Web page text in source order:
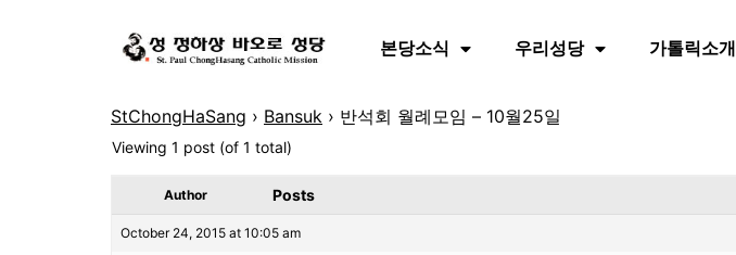
본당소식 우리성당 가톨릭소개
StChongHaSang › Bansuk › 반석회 월례모임 – 10월25일
Viewing 1 post (of 1 total)
Author Posts
October 24, 2015 at 10:05 am